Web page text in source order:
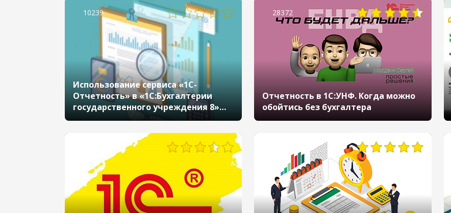
управление рисками, оценка рисков
международной группы компаний
по методике BEPS (Бизнес-форум
1С:ERP онл
10239
Использование сервиса «1С-
Отчетность» в «1С:Бухгалтерии
государственного учреждения 8»
(ред.2)
28372
Отчетность в 1С:УНФ. Когда можно
обойтись без бухгалтера